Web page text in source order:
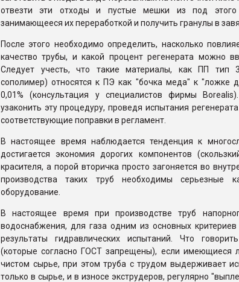
отвезти эти отходы и пустые мешки из под этого
занимающееся их переработкой и получить гранулы в
После этого необходимо определить, насколько
качество трубы, и какой процент регенерата можно
Следует учесть, что такие материалы, как ПП тип
сополимер) относятся к ПЭ как "бочка меда" к "ложке
0,01% (консультация у специалистов фирмы
узаконить эту процедуру, проведя испытания
соответствующие поправки в регламент.
В настоящее время наблюдается тенденция к
достигается экономия дорогих компонентов
красителя, а порой вторичка просто загоняется во
производства таких труб необходимы серьезные
оборудование.
В настоящее время при производстве труб
водоснабжения, для газа одним из основных критериев
результаты гидравлических испытаний. Что
(которые согласно ГОСТ запрещены), если имеющиеся
чистом сырье, при этом труба с трудом выдерживает
только в сырье, и в износе экструдеров, регулярно